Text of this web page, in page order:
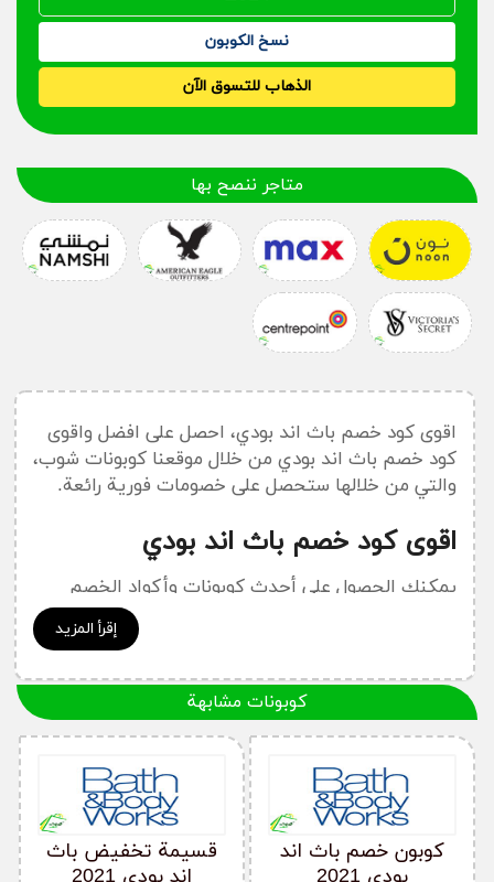
نسخ الكوبون
الذهاب للتسوق الآن
متاجر ننصح بها
إقرأ المزيد
اقوى كود خصم باث اند بودي، احصل على افضل واقوى
كود خصم باث اند بودي من خلال موقعنا كوبونات شوب،
والتي من خلالها ستحصل على خصومات فورية رائعة.
اقوى كود خصم باث اند بودي
يمكنك الحصول على أحدث كوبونات وأكواد الخصم
كود خصم باث اند
أسئلة قد تدور في ذهنك حول موقع
باث اند بودي ..
كيف أحصل على كود خصم باث اند بودي؟
يمكنك الحصول على أفضل كوبون خصم باث اند بودي من
خلال موقعنا كوبون حصري قبل قيامك بعملية الشراء من
كوبونات مشابهة
قسيمة تخفيض باث
كوبون خصم باث اند